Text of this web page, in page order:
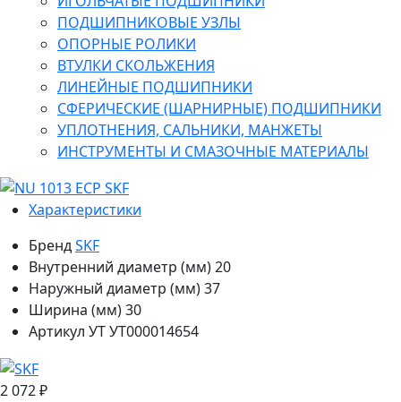
ПОДШИПНИКОВЫЕ УЗЛЫ
ОПОРНЫЕ РОЛИКИ
ВТУЛКИ СКОЛЬЖЕНИЯ
ЛИНЕЙНЫЕ ПОДШИПНИКИ
СФЕРИЧЕСКИЕ (ШАРНИРНЫЕ) ПОДШИПНИКИ
УПЛОТНЕНИЯ, САЛЬНИКИ, МАНЖЕТЫ
ИНСТРУМЕНТЫ И СМАЗОЧНЫЕ МАТЕРИАЛЫ
Характеристики
БрендSKF
Внутренний диаметр (мм)20
Наружный диаметр (мм)37
Ширина (мм)30
Артикул УТУТ000014654
2 072 ₽